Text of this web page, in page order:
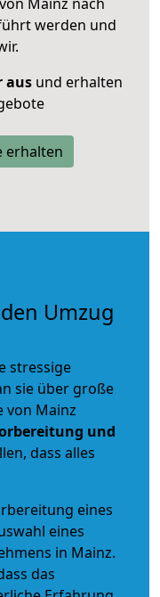
werden und
ausund erhalten
erhalten
Umzug
stressige
sie über große
von Mainz
und
dass alles
eines
eines
in Mainz.
das